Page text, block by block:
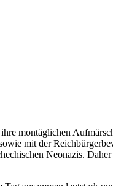
montäglichen
mit der
Neonazis.